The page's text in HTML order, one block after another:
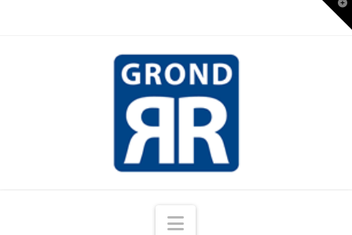
Navigation